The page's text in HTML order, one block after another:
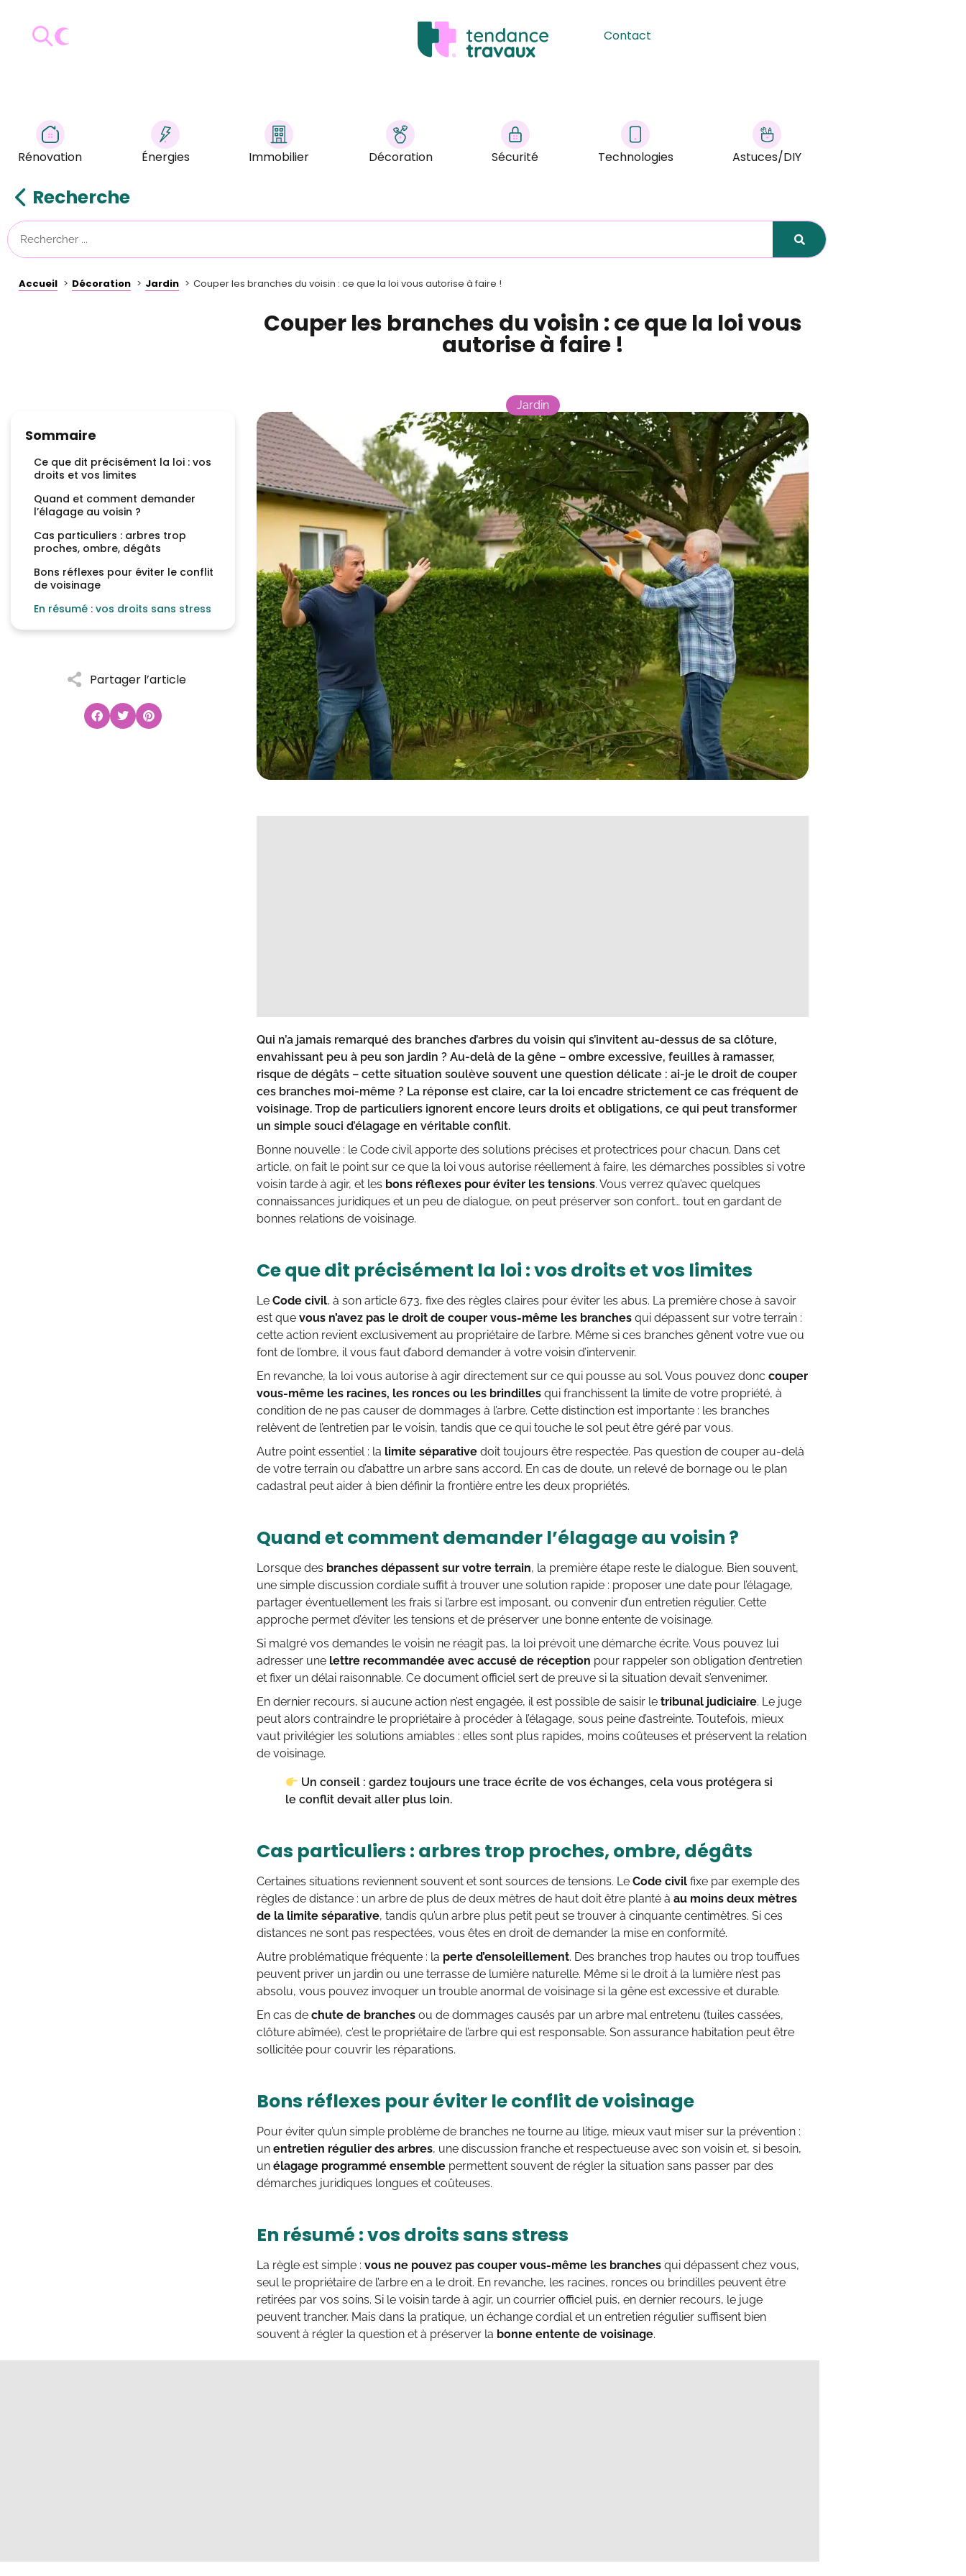
Contact
Rénovation Énergies Immobilier Décoration Sécurité Technologies Astuces/DIY
Recherche
Accueil Décoration Jardin Couper les branches du voisin : ce que la loi vous autorise à faire !
Sommaire
Ce que dit précisément la loi : vos
droits et vos limites
Quand et comment demander
l’élagage au voisin ?
Cas particuliers : arbres trop
proches, ombre, dégâts
Bons réflexes pour éviter le conflit
de voisinage
En résumé : vos droits sans stress
Partager l’article
Couper les branches du voisin : ce que la loi vous
autorise à faire !
Jardin
Qui n’a jamais remarqué des branches d’arbres du voisin qui s’invitent au-dessus de sa clôture,
envahissant peu à peu son jardin ? Au-delà de la gêne – ombre excessive, feuilles à ramasser,
risque de dégâts – cette situation soulève souvent une question délicate : ai-je le droit de couper
ces branches moi-même ? La réponse est claire, car la loi encadre strictement ce cas fréquent de
voisinage. Trop de particuliers ignorent encore leurs droits et obligations, ce qui peut transformer
un simple souci d’élagage en véritable conflit.
Bonne nouvelle : le Code civil apporte des solutions précises et protectrices pour chacun. Dans cet
article, on fait le point sur ce que la loi vous autorise réellement à faire, les démarches possibles si votre
voisin tarde à agir, et les bons réflexes pour éviter les tensions. Vous verrez qu’avec quelques
connaissances juridiques et un peu de dialogue, on peut préserver son confort… tout en gardant de
bonnes relations de voisinage.
Ce que dit précisément la loi : vos droits et vos limites
Le Code civil, à son article 673, fixe des règles claires pour éviter les abus. La première chose à savoir
est que vous n’avez pas le droit de couper vous-même les branches qui dépassent sur votre terrain :
cette action revient exclusivement au propriétaire de l’arbre. Même si ces branches gênent votre vue ou
font de l’ombre, il vous faut d’abord demander à votre voisin d’intervenir.
En revanche, la loi vous autorise à agir directement sur ce qui pousse au sol. Vous pouvez donc couper
vous-même les racines, les ronces ou les brindilles qui franchissent la limite de votre propriété, à
condition de ne pas causer de dommages à l’arbre. Cette distinction est importante : les branches
relèvent de l’entretien par le voisin, tandis que ce qui touche le sol peut être géré par vous.
Autre point essentiel : la limite séparative doit toujours être respectée. Pas question de couper au-delà
de votre terrain ou d’abattre un arbre sans accord. En cas de doute, un relevé de bornage ou le plan
cadastral peut aider à bien définir la frontière entre les deux propriétés.
Quand et comment demander l’élagage au voisin ?
Lorsque des branches dépassent sur votre terrain, la première étape reste le dialogue. Bien souvent,
une simple discussion cordiale suffit à trouver une solution rapide : proposer une date pour l’élagage,
partager éventuellement les frais si l’arbre est imposant, ou convenir d’un entretien régulier. Cette
approche permet d’éviter les tensions et de préserver une bonne entente de voisinage.
Si malgré vos demandes le voisin ne réagit pas, la loi prévoit une démarche écrite. Vous pouvez lui
adresser une lettre recommandée avec accusé de réception pour rappeler son obligation d’entretien
et fixer un délai raisonnable. Ce document officiel sert de preuve si la situation devait s’envenimer.
En dernier recours, si aucune action n’est engagée, il est possible de saisir le tribunal judiciaire. Le juge
peut alors contraindre le propriétaire à procéder à l’élagage, sous peine d’astreinte. Toutefois, mieux
vaut privilégier les solutions amiables : elles sont plus rapides, moins coûteuses et préservent la relation
de voisinage.
Un conseil : gardez toujours une trace écrite de vos échanges, cela vous protégera si
le conflit devait aller plus loin.
Cas particuliers : arbres trop proches, ombre, dégâts
Certaines situations reviennent souvent et sont sources de tensions. Le Code civil fixe par exemple des
règles de distance : un arbre de plus de deux mètres de haut doit être planté à au moins deux mètres
de la limite séparative, tandis qu’un arbre plus petit peut se trouver à cinquante centimètres. Si ces
distances ne sont pas respectées, vous êtes en droit de demander la mise en conformité.
Autre problématique fréquente : la perte d’ensoleillement. Des branches trop hautes ou trop touffues
peuvent priver un jardin ou une terrasse de lumière naturelle. Même si le droit à la lumière n’est pas
absolu, vous pouvez invoquer un trouble anormal de voisinage si la gêne est excessive et durable.
En cas de chute de branches ou de dommages causés par un arbre mal entretenu (tuiles cassées,
clôture abîmée), c’est le propriétaire de l’arbre qui est responsable. Son assurance habitation peut être
sollicitée pour couvrir les réparations.
Bons réflexes pour éviter le conflit de voisinage
Pour éviter qu’un simple problème de branches ne tourne au litige, mieux vaut miser sur la prévention :
un entretien régulier des arbres, une discussion franche et respectueuse avec son voisin et, si besoin,
un élagage programmé ensemble permettent souvent de régler la situation sans passer par des
démarches juridiques longues et coûteuses.
En résumé : vos droits sans stress
La règle est simple : vous ne pouvez pas couper vous-même les branches qui dépassent chez vous,
seul le propriétaire de l’arbre en a le droit. En revanche, les racines, ronces ou brindilles peuvent être
retirées par vos soins. Si le voisin tarde à agir, un courrier officiel puis, en dernier recours, le juge
peuvent trancher. Mais dans la pratique, un échange cordial et un entretien régulier suffisent bien
souvent à régler la question et à préserver la bonne entente de voisinage.